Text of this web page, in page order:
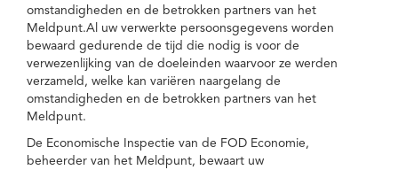
omstandigheden en de betrokken partners van het
Meldpunt.Al uw verwerkte persoonsgegevens worden
bewaard gedurende de tijd die nodig is voor de
verwezenlijking van de doeleinden waarvoor ze werden
verzameld, welke kan variëren naargelang de
omstandigheden en de betrokken partners van het
Meldpunt.
De Economische Inspectie van de FOD Economie,
beheerder van het Meldpunt, bewaart uw